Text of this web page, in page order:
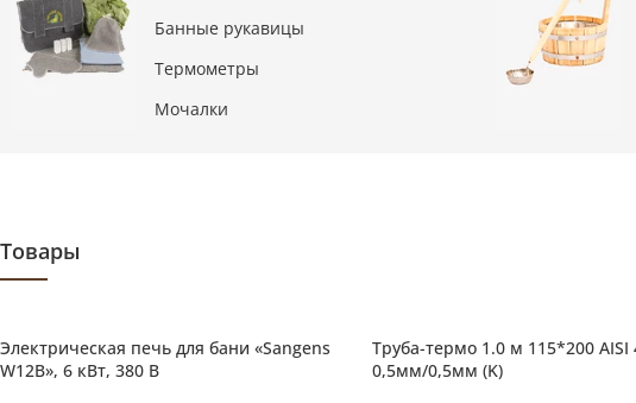
Банные рукавицы
Термометры
Мочалки
Товары
Электрическая печь для бани «Sangens
W12B», 6 кВт, 380 В
Труба-термо 1.0 м 115*200
0,5мм/0,5мм (K)